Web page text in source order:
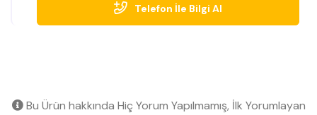
Telefon İle Bilgi Al
Bu Ürün hakkında Hiç Yorum Yapılmamış, İlk Yorumlayan